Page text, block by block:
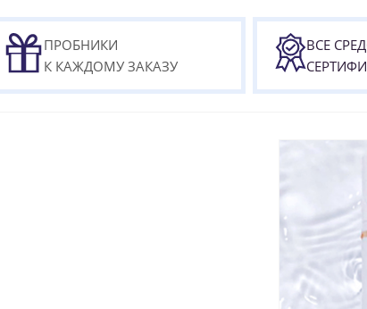
ПРОБНИКИ
К КАЖДОМУ ЗАКАЗУ
ВСЕ